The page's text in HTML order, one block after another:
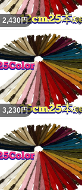
#金属ファスナー
2,430円
3,230円